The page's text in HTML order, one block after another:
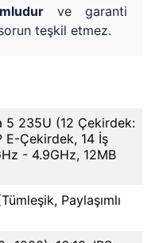
ve garanti
teşkil etmez.
5 235U (12 Çekirdek:
E-Çekirdek, 14 İş
- 4.9GHz, 12MB
Paylaşımlı